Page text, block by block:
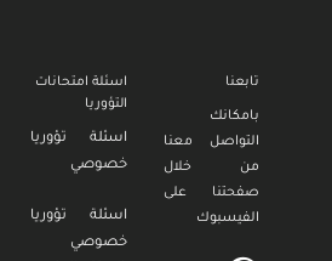
اسئلة امتحانات
التؤوريا
اسئلة تؤوريا
خصوصي
اسئلة تؤوريا
خصوصي
تابعنا
بامكانك
التواصل معنا
من خلال
صفحتنا على
الفيسبوك